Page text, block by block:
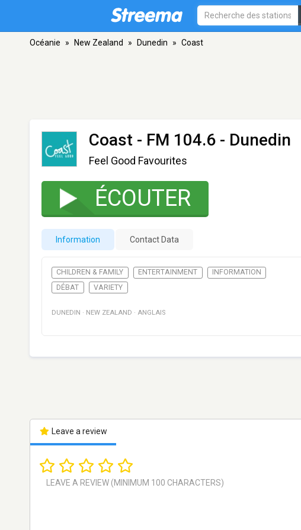
Océanie » New Zealand » Dunedin » Coast
Coast - FM 104.6 - Dunedin
Feel Good Favourites
ÉCOUTER
Information Contact Data
CHILDREN & FAMILY ENTERTAINMENT
INFORMATION
DÉBAT
VARIETY
DUNEDIN · NEW ZEALAND · ANGLAIS
Leave a review